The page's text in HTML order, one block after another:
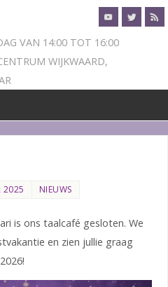
VAN 14:00 TOT 16:00
WIJKWAARD,
2025 NIEUWS
is ons taalcafé gesloten. We
en zien jullie graag